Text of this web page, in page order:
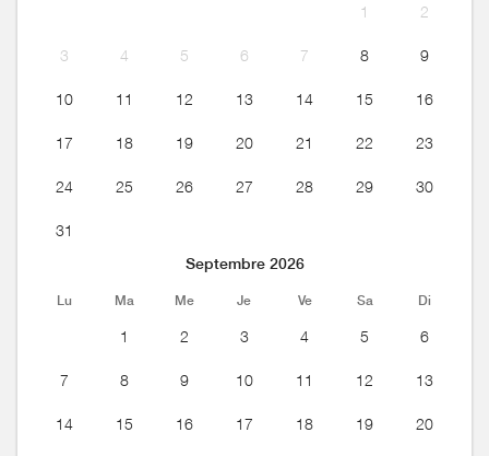
1 2
3 4 5 6 7 8 9
10 11 12 13 14 15 16
17 18 19 20 21 22 23
24 25 26 27 28 29 30
31
Septembre 2026
Lu Ma Me Je Ve Sa Di
1 2 3 4 5 6
7 8 9 10 11 12 13
14 15 16 17 18 19 20